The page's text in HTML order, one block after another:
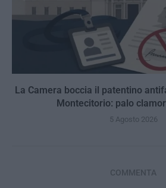
La Camera boccia il patentino
Montecitorio: palo
5 Agosto 2026
COMMENTA